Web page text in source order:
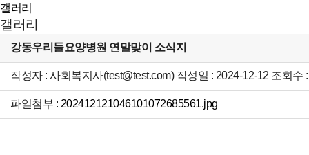
갤러리
갤러리
강동우리들요양병원 연말맞이 소식지
작성자 : 사회복지사(test@test.com) 작성일 : 2024-12-12 조회수
파일첨부 : 202412121046101072685561.jpg